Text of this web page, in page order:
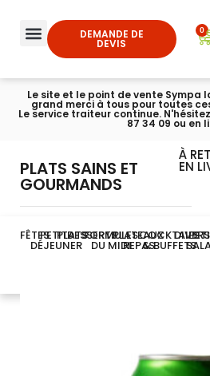
DEMANDE DE
DEVIS
0
Le site et le point de vente Sympa
grand merci à tous pour toutes
Le service traiteur continue.
87 34 09 ou en
PLATS SAINS ET
GOURMANDS
À
EN
FÊTESPETIT-
DÉJEUNER
PLATS
DESSERTS
FORMULES
DU MIDI
PLATEAUX
REPAS
COCKTAILS
& BUFFETS
DIVERS